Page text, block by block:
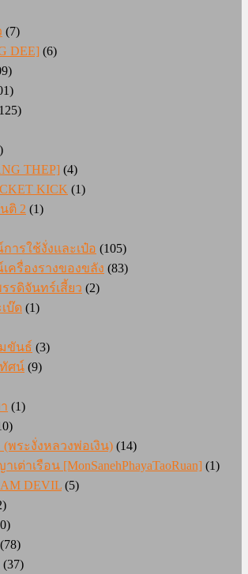
(7)
DEE] (6)
THEP] (4)
KICK (1)
ติ 2 (1)
ารใช้งั่งและเป๋อ (105)
ครื่องรางของขลัง (83)
รดิจันทร์เสี้ยว (2)
บ๊ด (1)
ขันธ์ (3)
ศน์ (9)
(1)
พระงั่งหลวงพ่อเงิน) (14)
ต่าเรือน [MonSanehPhayaTaoRuan] (1)
DEVIL (5)
(78)
(37)